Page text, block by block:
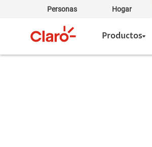
Personas Hogar
Productos